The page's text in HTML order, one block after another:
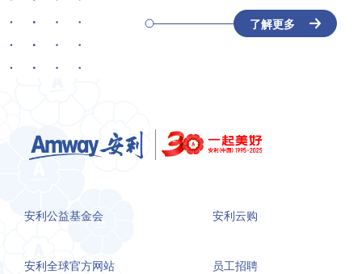
了解更多
安利公益基金会
安利全球官方网站
安利云购
员工招聘